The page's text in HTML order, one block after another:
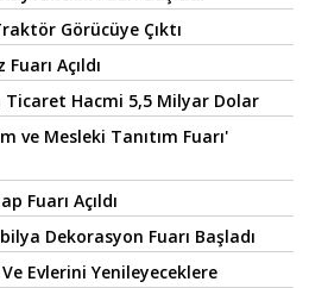
Görücüye Çıktı
Açıldı
Hacmi 5,5 Milyar Dolar
ve Mesleki Tanıtım Fuarı'
Fuarı Açıldı
Dekorasyon Fuarı Başladı
Evlerini Yenileyeceklere